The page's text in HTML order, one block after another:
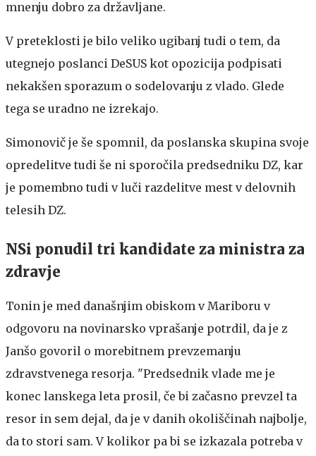
mnenju dobro za državljane.
V preteklosti je bilo veliko ugibanj tudi o tem, da
utegnejo poslanci DeSUS kot opozicija podpisati
nekakšen sporazum o sodelovanju z vlado. Glede
tega se uradno ne izrekajo.
Simonovič je še spomnil, da poslanska skupina svoje
opredelitve tudi še ni sporočila predsedniku DZ, kar
je pomembno tudi v luči razdelitve mest v delovnih
telesih DZ.
NSi ponudil tri kandidate za ministra za
zdravje
Tonin je med današnjim obiskom v Mariboru v
odgovoru na novinarsko vprašanje potrdil, da je z
Janšo govoril o morebitnem prevzemanju
zdravstvenega resorja. "Predsednik vlade me je
konec lanskega leta prosil, če bi začasno prevzel ta
resor in sem dejal, da je v danih okoliščinah najbolje,
da to stori sam. V kolikor pa bi se izkazala potreba v